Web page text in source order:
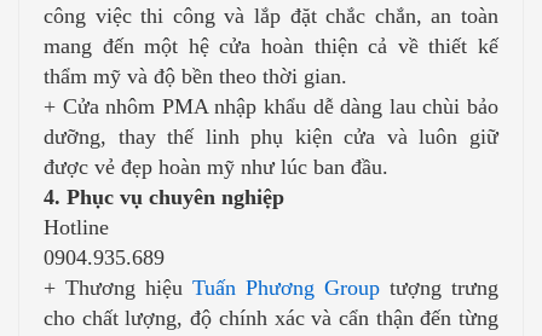
công việc thi công và lắp đặt chắc chắn, an toàn
mang đến một hệ cửa hoàn thiện cả về thiết kế
thẩm mỹ và độ bền theo thời gian.
+ Cửa nhôm PMA nhập khẩu dễ dàng lau chùi bảo
dưỡng, thay thế linh phụ kiện cửa và luôn giữ
được vẻ đẹp hoàn mỹ như lúc ban đầu.
4. Phục vụ chuyên nghiệp
Hotline
0904.935.689
+ Thương hiệu Tuấn Phương Group tượng trưng
cho chất lượng, độ chính xác và cẩn thận đến từng